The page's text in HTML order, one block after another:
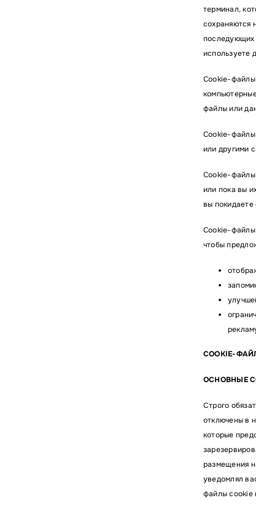
терминал,
сохраняются
последующих
используете
Cookie-файлы
файлы или
Cookie-файлы
или другими
Cookie-файлы
или пока вы
вы
Cookie-файлы
чтобы
COOKIE-
ОСНОВНЫЕ
Строго
отключены в
которые
размещения
уведомлял
файлы cookie